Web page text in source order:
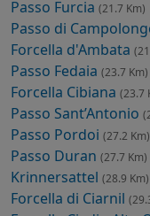
Passo Furcia (21.7 Km)
Passo di
Forcella d'Ambata
Passo Fedaia (23.7 Km)
Forcella Cibiana (23.7
Passo Sant’Antonio
Passo Pordoi (27.2 Km)
Passo Duran (27.7 Km)
Krinnersattel (28.9 Km)
Forcella di Ciarnil